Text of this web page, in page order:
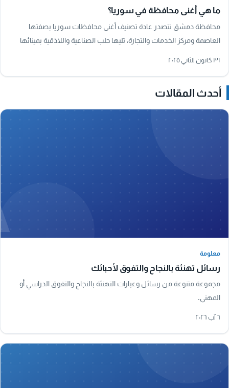
ما هي أغنى محافظة في سوريا؟
محافظة دمشق تتصدر عادة تصنيف أغنى محافظات سوريا بصفتها
العاصمة ومركز الخدمات والتجارة، تليها حلب الصناعية واللاذقية بمينائها
٣١ كانون الثاني ٢٠٢٥
أحدث المقالات
معلومة
رسائل تهنئة بالنجاح والتفوق لأحبائك
مجموعة متنوعة من رسائل وعبارات التهنئة بالنجاح والتفوق الدراسي أو
المهني.
٦ آب ٢٠٢٦